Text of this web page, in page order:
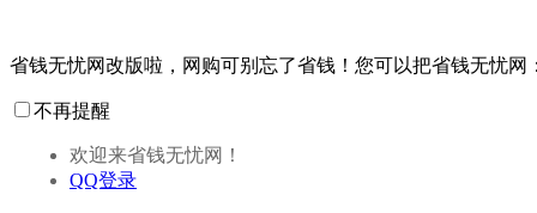
省钱无忧网改版啦，网购可别忘了省钱！您可以把省钱无忧网
不再提醒
欢迎来省钱无忧网！
QQ登录